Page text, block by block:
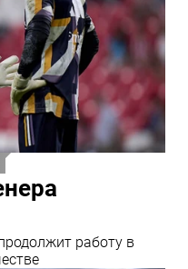
работу в